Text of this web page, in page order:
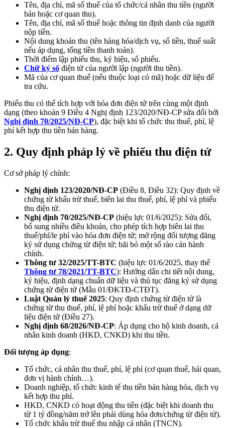
Tên, địa chỉ, mã số thuế của tổ chức/cá nhân thu tiền (người
bán hoặc cơ quan thu).
Tên, địa chỉ, mã số thuế hoặc thông tin định danh của người
nộp tiền.
Nội dung khoản thu (tên hàng hóa/dịch vụ, số tiền, thuế suất
nếu áp dụng, tổng tiền thanh toán).
Thời điểm lập phiếu thu, ký hiệu, số phiếu.
Chữ ký số điện tử của người lập (người thu tiền).
Mã của cơ quan thuế (nếu thuộc loại có mã) hoặc dữ liệu để
tra cứu.
Phiếu thu có thể tích hợp với hóa đơn điện tử trên cùng một định
dạng (theo khoản 9 Điều 4 Nghị định 123/2020/NĐ-CP sửa đổi bởi
Nghị định 70/2025/NĐ-CP), đặc biệt khi tổ chức thu thuế, phí, lệ
phí kết hợp thu tiền bán hàng.
2. Quy định pháp lý về phiếu thu điện tử
Cơ sở pháp lý chính:
Nghị định 123/2020/NĐ-CP (Điều 8, Điều 32): Quy định về
chứng từ khấu trừ thuế, biên lai thu thuế, phí, lệ phí và phiếu
thu điện tử.
Nghị định 70/2025/NĐ-CP (hiệu lực 01/6/2025): Sửa đổi,
bổ sung nhiều điều khoản, cho phép tích hợp biên lai thu
thuế/phí/le phí vào hóa đơn điện tử; mở rộng đối tượng đăng
ký sử dụng chứng từ điện tử; bãi bỏ một số rào cản hành
chính.
Thông tư 32/2025/TT-BTC (hiệu lực 01/6/2025, thay thế
Thông tư 78/2021/TT-BTC): Hướng dẫn chi tiết nội dung,
ký hiệu, định dạng chuẩn dữ liệu và thủ tục đăng ký sử dụng
chứng từ điện tử (Mẫu 01/ĐKTĐ-CTĐT).
Luật Quản lý thuế 2025: Quy định chứng từ điện tử là
chứng từ thu thuế, phí, lệ phí hoặc khấu trừ thuế ở dạng dữ
liệu điện tử (Điều 27).
Nghị định 68/2026/NĐ-CP: Áp dụng cho hộ kinh doanh, cá
nhân kinh doanh (HKD, CNKD) khi thu tiền.
Đối tượng áp dụng:
Tổ chức, cá nhân thu thuế, phí, lệ phí (cơ quan thuế, hải quan,
đơn vị hành chính…).
Doanh nghiệp, tổ chức kinh tế thu tiền bán hàng hóa, dịch vụ
kết hợp thu phí.
HKD, CNKD có hoạt động thu tiền (đặc biệt khi doanh thu
từ 1 tỷ đồng/năm trở lên phải dùng hóa đơn/chứng từ điện tử).
Tổ chức khấu trừ thuế thu nhập cá nhân (TNCN).